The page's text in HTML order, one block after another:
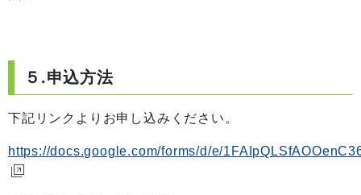
５.申込方法
下記リンクよりお申し込みください。
https://docs.google.com/forms/d/e/